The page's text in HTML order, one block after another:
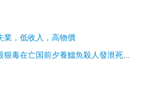
業，低收入，高物價
前夕養鱷魚殺人發泄死得眼閉，柬埔寨多方合力保护濒危暹罗鳄